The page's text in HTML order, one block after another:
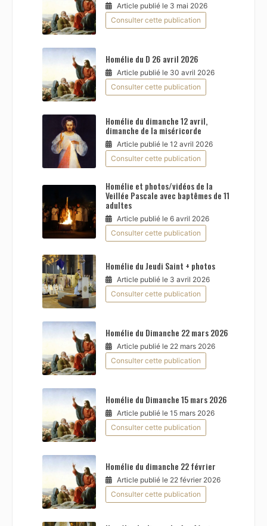
Article publié le 3 mai 2026
Consulter cette publication
Homélie du D 26 avril 2026
Article publié le 30 avril 2026
Consulter cette publication
Homélie du dimanche 12 avril,
dimanche de la miséricorde
Article publié le 12 avril 2026
Consulter cette publication
Homélie et photos/vidéos de la
Veillée Pascale avec baptêmes de 11
adultes
Article publié le 6 avril 2026
Consulter cette publication
Homélie du Jeudi Saint + photos
Article publié le 3 avril 2026
Consulter cette publication
Homélie du Dimanche 22 mars 2026
Article publié le 22 mars 2026
Consulter cette publication
Homélie du Dimanche 15 mars 2026
Article publié le 15 mars 2026
Consulter cette publication
Homélie du dimanche 22 février
Article publié le 22 février 2026
Consulter cette publication